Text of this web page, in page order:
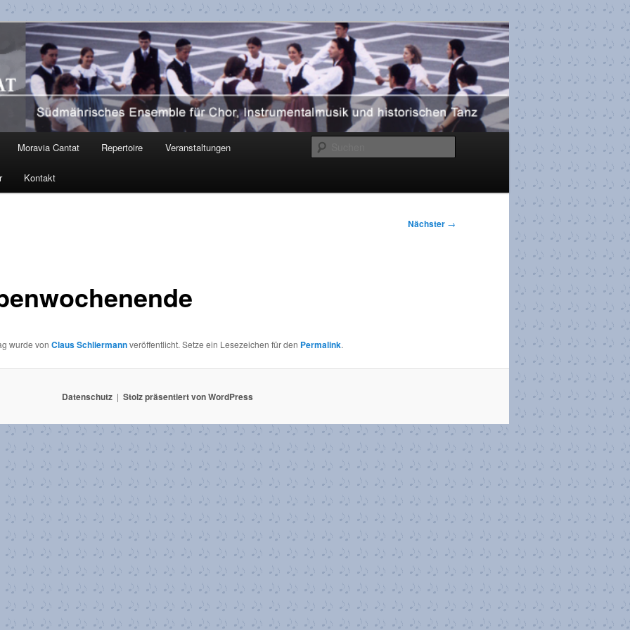
Moravia Cantat Repertoire Veranstaltungen
Kontakt
Nächster →
wurde von Claus Schliermannveröffentlicht. Setze ein Lesezeichen für den Permalink.
Datenschutz Stolz präsentiert von WordPress